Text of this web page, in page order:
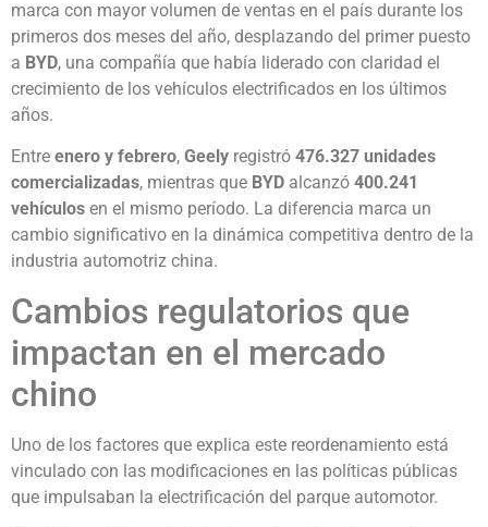
marca con mayor volumen de ventas en el país durante los
primeros dos meses del año, desplazando del primer puesto
a BYD, una compañía que había liderado con claridad el
crecimiento de los vehículos electrificados en los últimos
años.
Entre enero y febrero, Geely registró 476.327 unidades
comercializadas, mientras que BYD alcanzó 400.241
vehículos en el mismo período. La diferencia marca un
cambio significativo en la dinámica competitiva dentro de la
industria automotriz china.
Cambios regulatorios que
impactan en el mercado
chino
Uno de los factores que explica este reordenamiento está
vinculado con las modificaciones en las políticas públicas
que impulsaban la electrificación del parque automotor.